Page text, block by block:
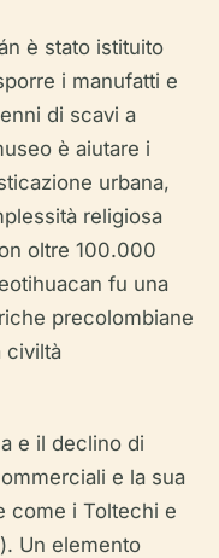
è stato istituito
i manufatti e
di scavi a
è aiutare i
urbana,
religiosa
oltre 100.000
fu una
precolombiane
civiltà
e il declino di
e la sua
come i Toltechi e
). Un elemento